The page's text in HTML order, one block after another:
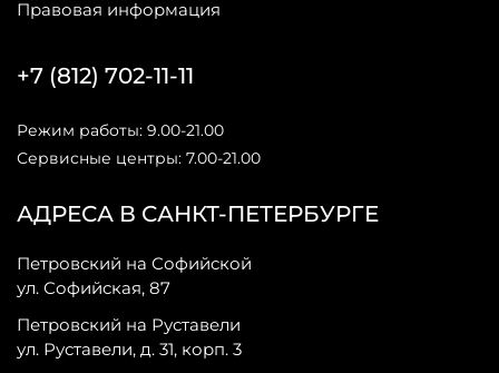
Правовая информация
АДРЕСА В САНКТ-ПЕТЕРБУРГЕ
Петровский на Софийской
ул. Софийская, 87
Петровский на Руставели
ул. Руставели, д. 31, корп. 3
+7 (812) 702-11-11
Режим работы: 9.00-21.00
Сервисные центры: 7.00-21.00